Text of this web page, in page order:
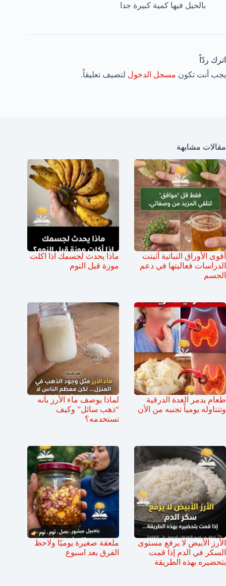
بالحيل فيها كمية كبيرة جدا
اترك ردّاً
يجب أنت تكون مسجل الدخول لتضيف تعليقاً.
مقالات مشابهة
أقوى الأوراق النباتية أثبتت
الدراسات فعاليتها في دعم
الجسم
ماذا يحدث لجسمك اذا اكلت
موزة قبل النوم
طعام يدمر الغدة الدرقية
وتتناوله يومياً تجنبه من الأن
لماذا يوصف ماء الأرز بأنه
“ذهب سائل” وكيف
تستخدمه؟
الأرز الأبيض لا يرفع مستوى
السكر في الدم إذا قمت
بتحضيره بهذه الطريقة
ملعقة صغيرة يوميًا ولاحظ
الفرق بعد اسبوع